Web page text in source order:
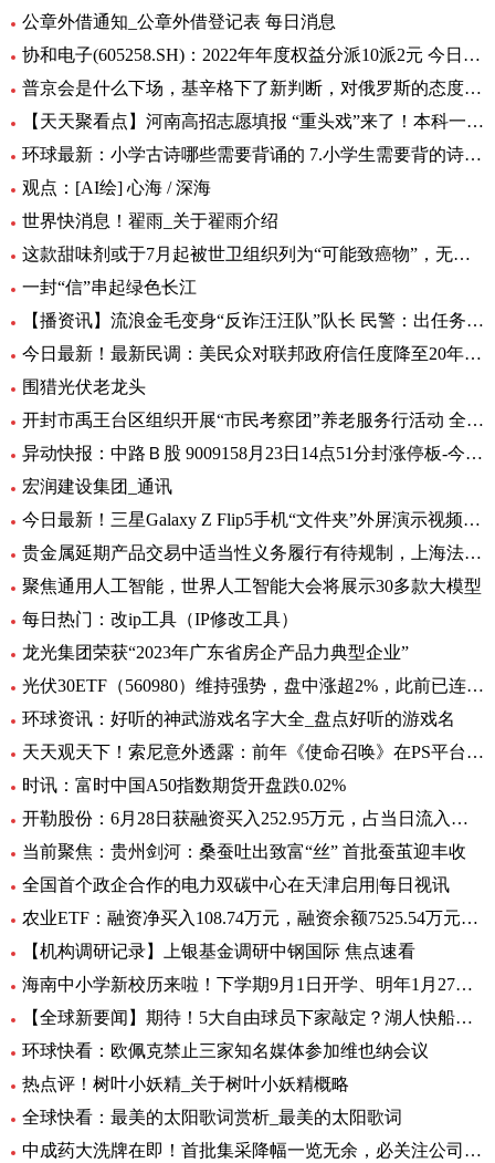
公章外借通知_公章外借登记表 每日消息
协和电子(605258.SH)：2022年年度权益分派10派2元 今日热议
普京会是什么下场，基辛格下了新判断，对俄罗斯的态度完全变了！|全球时快讯
【天天聚看点】河南高招志愿填报 “重头戏”来了！本科一批、二批志愿30日起填报
环球最新：小学古诗哪些需要背诵的 7.小学生需要背的诗词有多少首
观点：[AI绘] 心海 / 深海
世界快消息！翟雨_关于翟雨介绍
这款甜味剂或于7月起被世卫组织列为“可能致癌物”，无糖可乐、口香糖中普遍有它|全球热头条
一封“信”串起绿色长江
【播资讯】流浪金毛变身“反诈汪汪队”队长 民警：出任务都要抢“档期 ”
今日最新！最新民调：美民众对联邦政府信任度降至20年来最低水平
围猎光伏老龙头
开封市禹王台区组织开展“市民考察团”养老服务行活动 全球热消息
异动快报：中路Ｂ股 9009158月23日14点51分封涨停板-今日热搜
宏润建设集团_通讯
今日最新！三星Galaxy Z Flip5手机“文件夹”外屏演示视频曝光
贵金属延期产品交易中适当性义务履行有待规制，上海法院向交易所发出司法建议_每日观察
聚焦通用人工智能，世界人工智能大会将展示30多款大模型
每日热门：改ip工具（IP修改工具）
龙光集团荣获“2023年广东省房企产品力典型企业”
光伏30ETF（560980）维持强势，盘中涨超2%，此前已连升3日，权重股捷佳伟创涨超3%
环球资讯：好听的神武游戏名字大全_盘点好听的游戏名
天天观天下！索尼意外透露：前年《使命召唤》在PS平台创造超8亿美元收入
时讯：富时中国A50指数期货开盘跌0.02%
开勒股份：6月28日获融资买入252.95万元，占当日流入资金比例11.65%-世界即时
当前聚焦：贵州剑河：桑蚕吐出致富“丝” 首批蚕茧迎丰收
全国首个政企合作的电力双碳中心在天津启用|每日视讯
农业ETF：融资净买入108.74万元，融资余额7525.54万元（06-28）
【机构调研记录】上银基金调研中钢国际 焦点速看
海南中小学新校历来啦！下学期9月1日开学、明年1月27日放寒假|观焦点
【全球新要闻】期待！5大自由球员下家敲定？湖人快船或签全明星后卫
环球快看：欧佩克禁止三家知名媒体参加维也纳会议
热点评！树叶小妖精_关于树叶小妖精概略
全球快看：最美的太阳歌词赏析_最美的太阳歌词
中成药大洗牌在即！首批集采降幅一览无余，必关注公司火线全揭秘，投资风险哪里藏？